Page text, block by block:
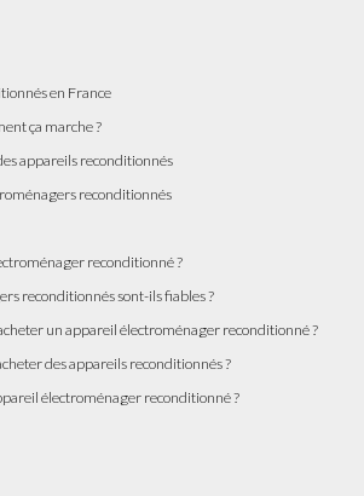
en France
ça marche ?
appareils reconditionnés
reconditionnés
reconditionné ?
reconditionnés sont-ils fiables ?
un appareil électroménager reconditionné ?
des appareils reconditionnés ?
électroménager reconditionné ?